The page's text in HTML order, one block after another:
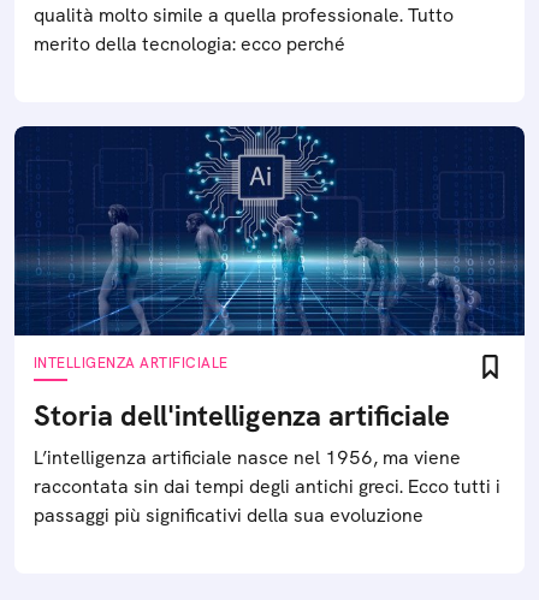
qualità molto simile a quella professionale. Tutto
merito della tecnologia: ecco perché
INTELLIGENZA ARTIFICIALE
Storia dell'intelligenza artificiale
L’intelligenza artificiale nasce nel 1956, ma viene
raccontata sin dai tempi degli antichi greci. Ecco tutti i
passaggi più significativi della sua evoluzione